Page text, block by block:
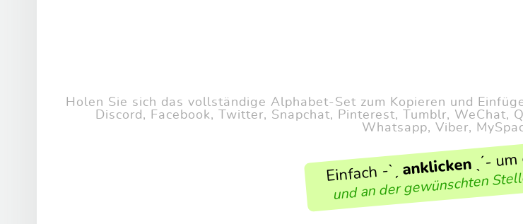
Holen Sie sich das vollständige Alphabet-Set zum Kopieren und
Discord, Facebook, Twitter, Snapchat, Pinterest, Tumblr, WeChat,
Whatsapp, Viber,
Einfach -ˋˏ anklickenˎˊ-
und an der gewünschten